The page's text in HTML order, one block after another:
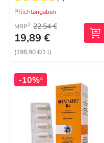
Pflichtangaben
MRP2 22,54 €
19,89 €
(198,90 €/1 l)
-10%4